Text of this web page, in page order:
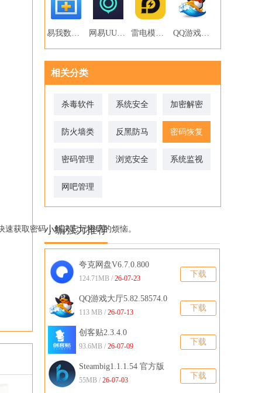
获取密码，解决忘记密码的烦恼。
易我数据恢复 网易UU网游加速器 雷电模拟器 QQ游戏大厅
相关分类
杀毒软件 系统安全 加密解密
防火墙类 反黑防马 密码恢复
密码管理 浏览安全 系统监视
网吧管理
小编强力推荐
下载
夸克网盘V6.7.0.800
124.71MB / 26-07-23
下载
QQ游戏大厅5.82.58574.0
官方版
113 MB / 26-07-13
下载
创客贴2.3.4.0
93.6MB / 26-07-09
下载
Steambig1.1.1.54 官方版
55MB / 26-07-03